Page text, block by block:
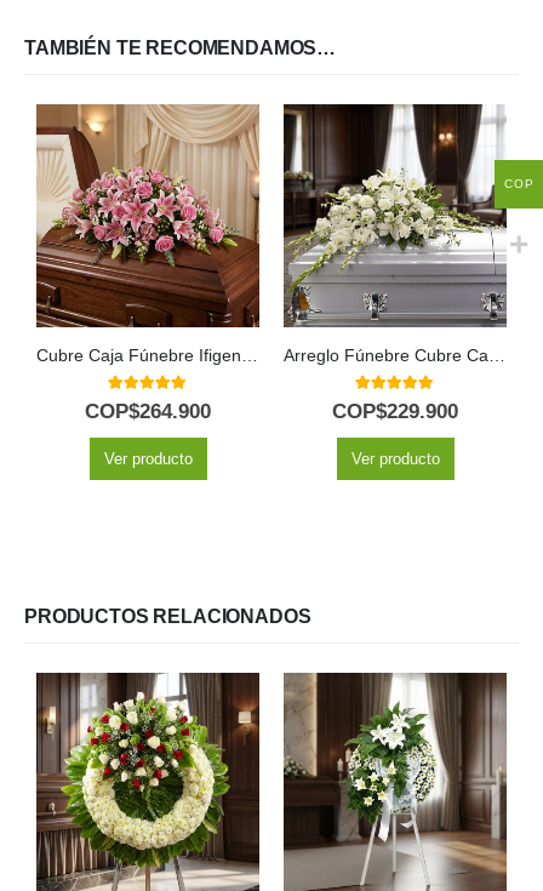
TAMBIÉN TE RECOMENDAMOS…
5.00out of 5
COP$264.900
Ver producto
5.00out of 5
COP$229.900
Ver producto
PRODUCTOS RELACIONADOS
COP